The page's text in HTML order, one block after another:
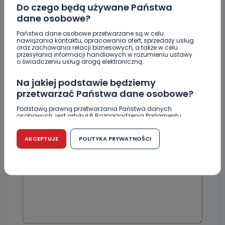
Do czego będą używane Państwa
dane osobowe?
Państwa dane osobowe przetwarzane są w celu
nawiązania kontaktu, opracowania ofert, sprzedaży usług
oraz zachowania relacji biznesowych, a także w celu
przesyłania informacji handlowych w rozumieniu ustawy
o świadczeniu usług drogą elektroniczną.
Na jakiej podstawie będziemy
przetwarzać Państwa dane osobowe?
Podstawą prawną przetwarzania Państwa danych
osobowych, jest artykuł 6 Rozporządzenia Parlamentu
r. w sprawie ochrony osób fizycznych w związku z
przetwarzaniem danych osobowych w sprawie
swobodnego przepływu takich danych oraz uchylenia
dyrektywy 95/46/WE (RODO).
Czy jest możliwość cofnięcia zgody?
dokonać w dowolny, wybrany sposób (e-mail, poczta
AKCEPTUJE POLITYKA PRYWATNOŚCI
Skomentuj ten wpis jako pierwszy!
DOŁĄCZ DO DYSKUSJI
DODAJ SWÓJ KOMENTARZ
Wiadomość